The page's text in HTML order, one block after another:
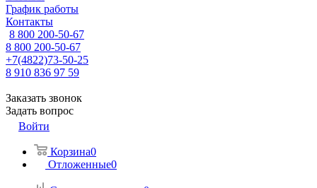
График работы
Контакты
8 800 200-50-67
8 800 200-50-67
+7(4822)73-50-25
8 910 836 97 59
Заказать звонок
Задать вопрос
Войти
Корзина0
Отложенные0